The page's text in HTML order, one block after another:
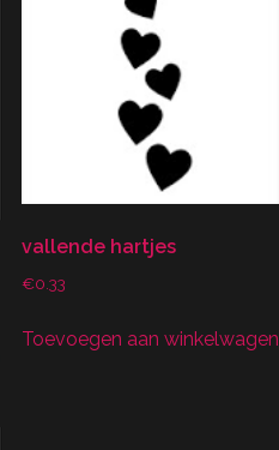
vallende hartjes
€0.33
Toevoegen aan winkelwagen